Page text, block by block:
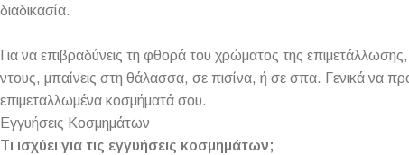
διαδικασία.
Για να επιβραδύνεις τη φθορά του χρώματος της
ντους, μπαίνεις στη θάλασσα, σε πισίνα, ή σε σπα. Γενικά να
επιμεταλλωμένα κοσμήματά σου.
Εγγυήσεις Κοσμημάτων
Τι ισχύει για τις εγγυήσεις κοσμημάτων;